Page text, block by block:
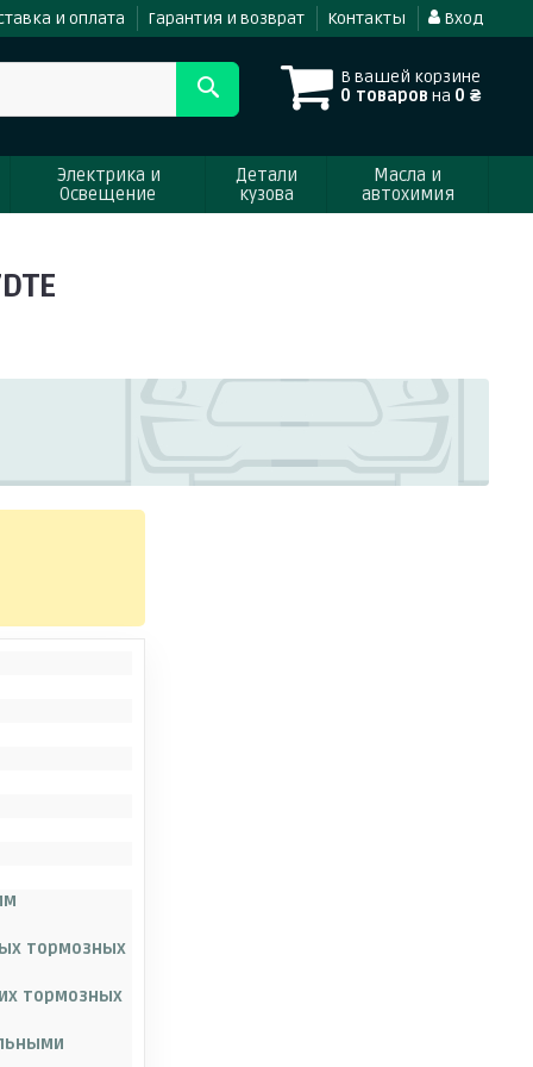
и оплата Гарантия и возврат Контакты Вход
В вашей корзине
0 товаров на 0 ₴
Электрика и
Освещение
Детали
кузова
Масла и
автохимия
тормозных
тормозных